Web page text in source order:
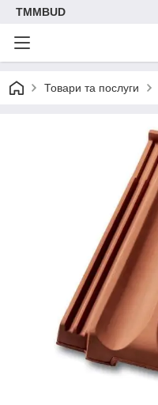
TMMBUD
Товари та послуги